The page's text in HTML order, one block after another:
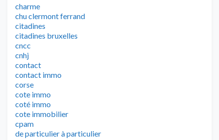
charme
chu clermont ferrand
citadines
citadines bruxelles
cncc
cnhj
contact
contact immo
corse
cote immo
coté immo
cote immobilier
cpam
de particulier à particulier